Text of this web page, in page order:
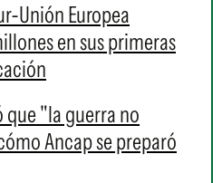
Unión Europea
en sus primeras
que "la guerra no
Ancap se preparó